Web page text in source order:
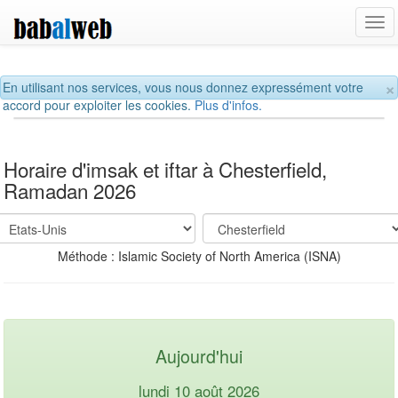
×
En utilisant nos services, vous nous donnez expressément votre
accord pour exploiter les cookies.Plus d'infos.
Horaire d'imsak et iftar à Chesterfield,
Ramadan 2026
Méthode : Islamic Society of North America (ISNA)
Aujourd'hui
lundi 10 août 2026